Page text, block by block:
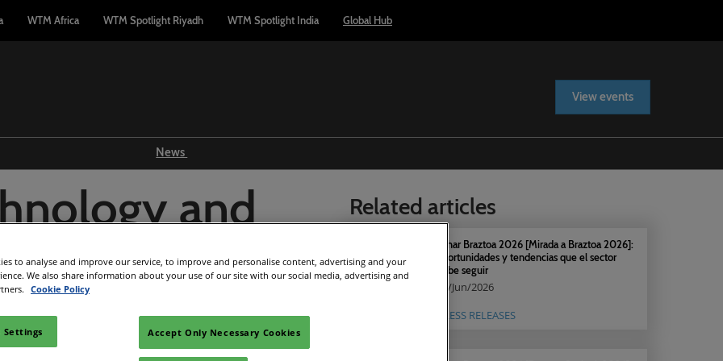
WTM Africa WTM Spotlight Riyadh WTM Spotlight India Global Hub
View events
News
WTM TV
Industry news
and
el
con
Related articles
Olhar Braztoa 2026 [Mirada a Braztoa 2026]:
oportunidades y tendencias que el sector
debe seguir
17/Jun/2026
PRESS RELEASES
to analyse and improve our service, to improve and personalise content, advertising and your
We also share information about your use of our site with our social media, advertising and
Cookie Policy
Settings Accept Only Necessary Cookies